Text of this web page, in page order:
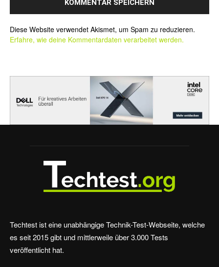
Diese Website verwendet Akismet, um Spam zu reduzieren.
Erfahre, wie deine Kommentardaten verarbeitet werden.
Techtest ist eine unabhängige Technik-Test-Webseite, welche
es seit 2015 gibt und mittlerweile über 3.000 Tests
veröffentlicht hat.